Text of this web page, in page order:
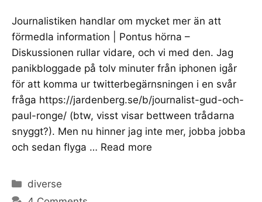
Journalistiken handlar om mycket mer än att
förmedla information | Pontus hörna –
Diskussionen rullar vidare, och vi med den. Jag
panikbloggade på tolv minuter från iphonen igår
för att komma ur twitterbegärnsningen i en svår
fråga https://jardenberg.se/b/journalist-gud-och-
paul-ronge/ (btw, visst visar bettween trådarna
snyggt?). Men nu hinner jag inte mer, jobba jobba
och sedan flyga … Read more
Categories
diverse